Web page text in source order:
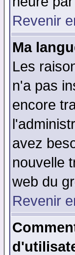
Revenir
Ma
Les
n'a pas
encore
avez
nouvelle
web du
Revenir